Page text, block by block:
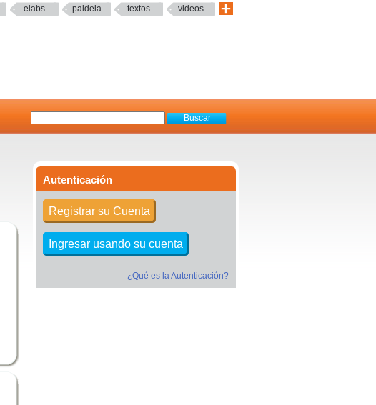
elabs paideia textos videos
Autenticación
Registrar su Cuenta
Ingresar usando su cuenta
¿Qué es la Autenticación?